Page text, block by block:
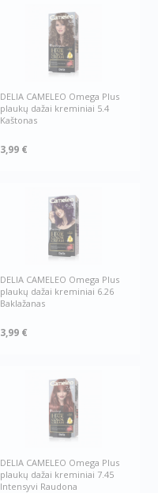
DELIA CAMELEO Omega Plus
plaukų dažai kreminiai 5.4
Kaštonas
3,99 €
DELIA CAMELEO Omega Plus
plaukų dažai kreminiai 6.26
Baklažanas
3,99 €
DELIA CAMELEO Omega Plus
plaukų dažai kreminiai 7.45
Intensyvi Raudona